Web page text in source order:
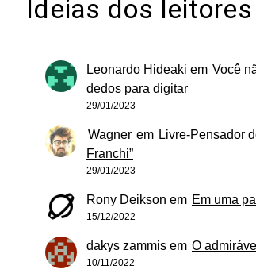
Ideias dos leitores
Leonardo Hideaki em Você
dedos para digitar
29/01/2023
Wagner em Livre-Pensador
Franchi”
29/01/2023
Rony Deikson em Em uma
15/12/2022
dakys zammis em O
10/11/2022